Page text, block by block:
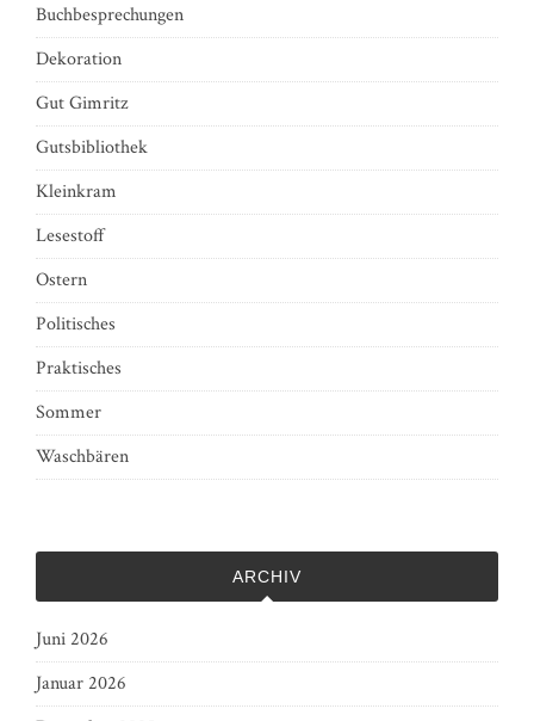
Buchbesprechungen
Dekoration
Gut Gimritz
Gutsbibliothek
Kleinkram
Lesestoff
Ostern
Politisches
Praktisches
Sommer
Waschbären
ARCHIV
Juni 2026
Januar 2026